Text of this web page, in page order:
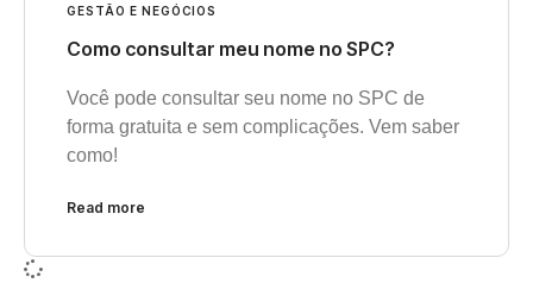
GESTÃO E NEGÓCIOS
Como consultar meu nome no SPC?
Você pode consultar seu nome no SPC de
forma gratuita e sem complicações. Vem saber
como!
Read more